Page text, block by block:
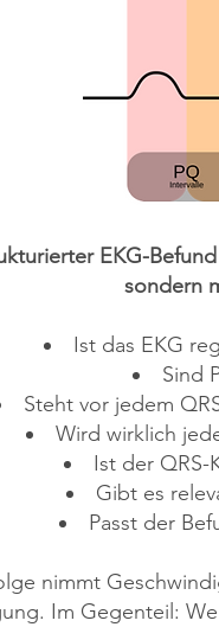
EKG-
sondern
Ist das EKG
Sind
Steht vor jedem
Wird wirklich
Ist der
Gibt es
Passt der
nimmt
Im Gegenteil: